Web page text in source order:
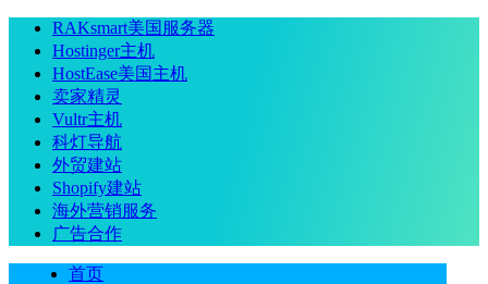
RAKsmart美国服务器
Hostinger主机
HostEase美国主机
卖家精灵
Vultr主机
科灯导航
外贸建站
Shopify建站
海外营销服务
广告合作
首页